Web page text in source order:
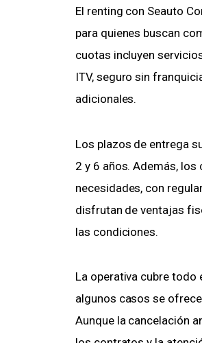
El renting con Seauto
para quienes buscan
cuotas incluyen
ITV, seguro sin
adicionales.
Los plazos de entrega
2 y 6 años. Además,
necesidades, con
disfrutan de ventajas
las condiciones.
La operativa cubre todo
algunos casos se
Aunque la cancelación